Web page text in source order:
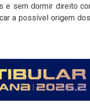
e sem dormir direito
a possível origem